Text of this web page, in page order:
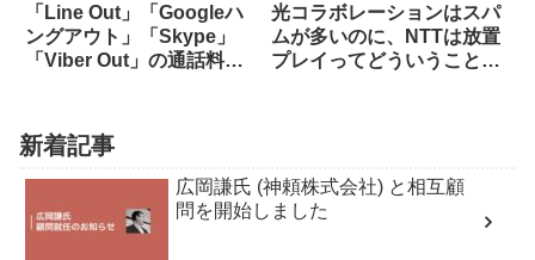
「Line Out」「Googleハ
ングアウト」「Skype」
「Viber Out」の通話料金
光コラボレーションはスパ
ムが多いのに、NTTは放置
プレイってどういうことな
新着記事
広岡謙氏 (神頼株式会社) と相互顧
問を開始しました